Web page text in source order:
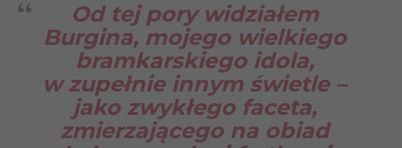
Od tej pory widziałem
Burgina, mojego wielkiego
bramkarskiego idola,
w zupełnie innym świetle –
jako zwykłego faceta,
zmierzającego na obiad